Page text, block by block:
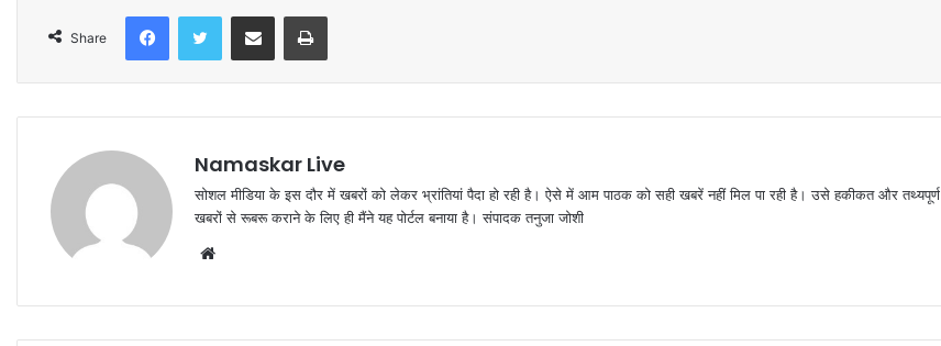
Share
Namaskar Live
सोशल मीडिया के इस दौर में खबरों को लेकर भ्रांतियां पैदा हो रही है। ऐसे में आम पाठक को सही खबरें नहीं मिल पा रही है। उसे हकीकत और तथ्यपूर्ण
खबरों से रूबरू कराने के लिए ही मैंने यह पोर्टल बनाया है। संपादक तनुजा जोशी
b